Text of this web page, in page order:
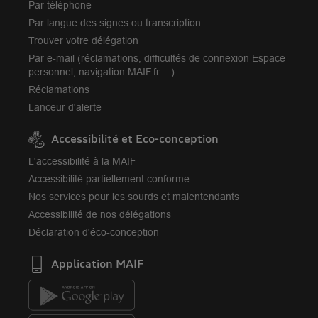
Par téléphone
Par langue des signes ou transcription
Trouver votre délégation
Par e-mail (réclamations, difficultés de connexion Espace
personnel, navigation MAIF.fr ...)
Réclamations
Lanceur d'alerte
Accessibilité et Eco-conception
L'accessibilité à la MAIF
Accessibilité partiellement conforme
Nos services pour les sourds et malentendants
Accessibilité de nos délégations
Déclaration d'éco-conception
Application MAIF